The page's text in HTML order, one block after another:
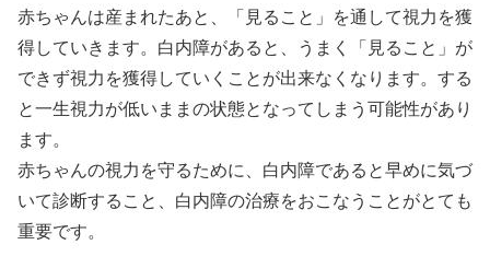
赤ちゃんは産まれたあと、「見ること」を通して視力を獲
得していきます。白内障があると、うまく「見ること」が
できず視力を獲得していくことが出来なくなります。する
と一生視力が低いままの状態となってしまう可能性があり
ます。
赤ちゃんの視力を守るために、白内障であると早めに気づ
いて診断すること、白内障の治療をおこなうことがとても
重要です。